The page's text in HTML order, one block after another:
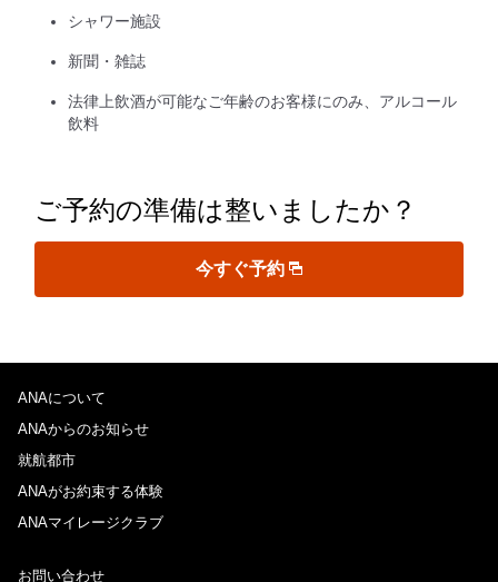
シャワー施設
新聞・雑誌
法律上飲酒が可能なご年齢のお客様にのみ、アルコール
飲料
ご予約の準備は整いましたか？
今すぐ予約
ANAについて
ANAからのお知らせ
就航都市
ANAがお約束する体験
ANAマイレージクラブ
お問い合わせ